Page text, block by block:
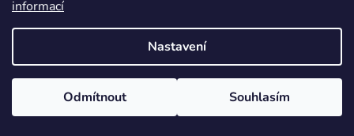
informací
Nastavení
Odmítnout Souhlasím
9.Řešení sporů se spotřebiteli
Nejsme ve vztahu ke kupujícím vázáni žádnými
kodexy chování ve smyslu ustanovení § 1826